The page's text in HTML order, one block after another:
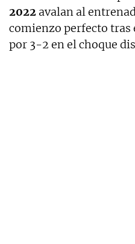
2022 avalan al
comienzo perfecto
por 3-2 en el choque